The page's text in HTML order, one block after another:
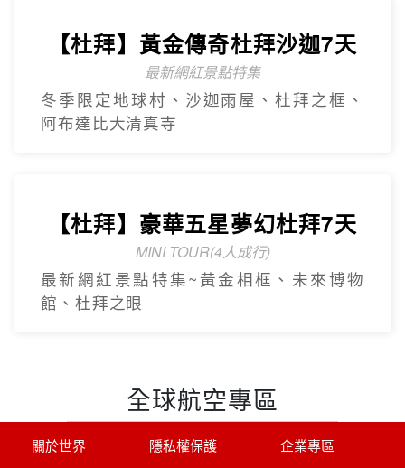
【杜拜】黃金傳奇杜拜沙迦7天
最新網紅景點特集
冬季限定地球村、沙迦⾬屋、杜拜之框、
阿布達比大清真寺
【杜拜】豪華五星夢幻杜拜7天
MINI TOUR(4人成行)
最新網紅景點特集~黃金相框、未來博物
館、杜拜之眼
全球航空專區
關於世界 隱私權保護 企業專區